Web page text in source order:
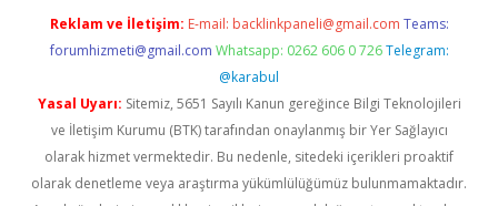
Reklam ve İletişim: E-mail: backlinkpaneli@gmail.com Teams:
forumhizmeti@gmail.com Whatsapp: 0262 606 0 726 Telegram:
@karabul
Yasal Uyarı: Sitemiz, 5651 Sayılı Kanun gereğince Bilgi Teknolojileri
ve İletişim Kurumu (BTK) tarafından onaylanmış bir Yer Sağlayıcı
olarak hizmet vermektedir. Bu nedenle, sitedeki içerikleri proaktif
olarak denetleme veya araştırma yükümlülüğümüz bulunmamaktadır.